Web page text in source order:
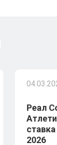
Реал
2026